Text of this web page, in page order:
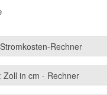
Rechner
Zoll in cm - Rechner